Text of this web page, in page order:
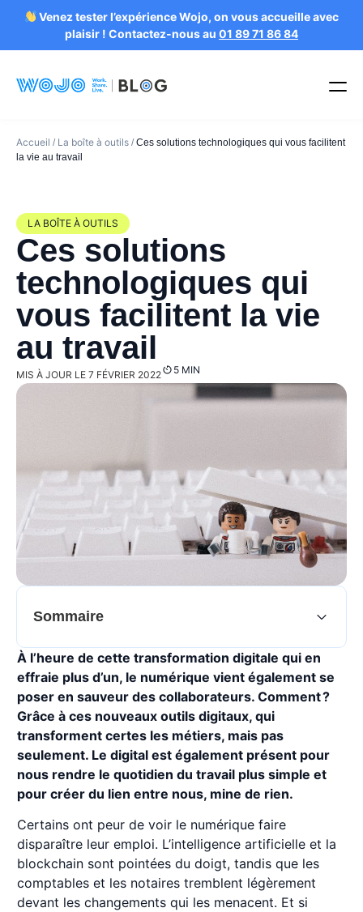
Venez tester l’expérience Wojo, on vous accueille avec
plaisir ! Contactez-nous au 01 89 71 86 84
Accueil / La boîte à outils /Ces solutions technologiques qui vous facilitent
la vie au travail
LA BOÎTE À OUTILS
Ces solutions
technologiques qui
vous facilitent la vie
au travail
MIS À JOUR LE 7 FÉVRIER 2022 5 MIN
Sommaire
À l’heure de cette transformation digitale qui en
effraie plus d’un, le numérique vient également se
poser en sauveur des collaborateurs. Comment ?
Grâce à ces nouveaux outils digitaux, qui
transforment certes les métiers, mais pas
seulement. Le digital est également présent pour
nous rendre le quotidien du travail plus simple et
pour créer du lien entre nous, mine de rien.
Certains ont peur de voir le numérique faire
disparaître leur emploi. L’intelligence artificielle et la
blockchain sont pointées du doigt, tandis que les
comptables et les notaires tremblent légèrement
devant les changements qui les menacent. Et si